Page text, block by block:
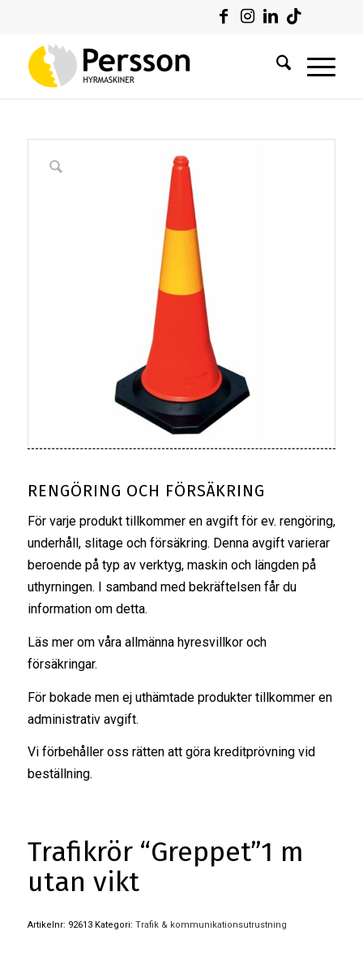
RENGÖRING OCH FÖRSÄKRING
För varje produkt tillkommer en avgift för ev. rengöring,
underhåll, slitage och försäkring. Denna avgift varierar
beroende på typ av verktyg, maskin och längden på
uthyrningen. I samband med bekräftelsen får du
information om detta.
Läs mer om våra allmänna hyresvillkoroch
försäkringar.
För bokade men ej uthämtade produkter tillkommer en
administrativ avgift.
Vi förbehåller oss rätten att göra kreditprövning vid
beställning.
Trafikrör “Greppet”1 m
utan vikt
Artikelnr: 92613 Kategori: Trafik & kommunikationsutrustning